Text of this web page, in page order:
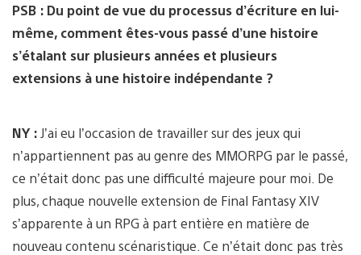
PSB : Du point de vue du processus d’écriture en lui-
même, comment êtes-vous passé d’une histoire
s’étalant sur plusieurs années et plusieurs
extensions à une histoire indépendante ?
NY :J’ai eu l’occasion de travailler sur des jeux qui
n’appartiennent pas au genre des MMORPG par le passé,
ce n’était donc pas une difficulté majeure pour moi. De
plus, chaque nouvelle extension de Final Fantasy XIV
s’apparente à un RPG à part entière en matière de
nouveau contenu scénaristique. Ce n’était donc pas très